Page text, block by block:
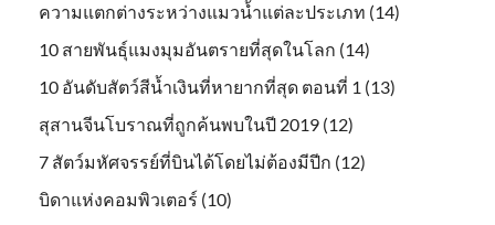
ความแตกต่างระหว่างแมวน้ำแต่ละประเภท (14)
10 สายพันธุ์แมงมุมอันตรายที่สุดในโลก (14)
10 อันดับสัตว์สีน้ำเงินที่หายากที่สุด ตอนที่ 1 (13)
สุสานจีนโบราณที่ถูกค้นพบในปี 2019 (12)
7 สัตว์มหัศจรรย์ที่บินได้โดยไม่ต้องมีปีก (12)
บิดาแห่งคอมพิวเตอร์ (10)